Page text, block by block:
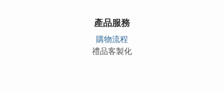
產品服務
購物流程
禮品客製化